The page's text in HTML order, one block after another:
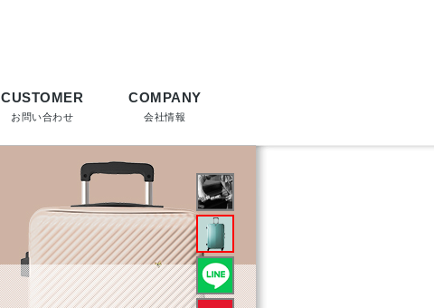
CUSTOMER
お問い合わせ
COMPANY
会社情報